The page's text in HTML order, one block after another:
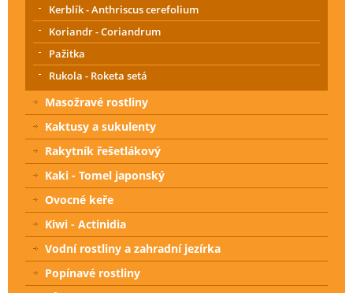
Kerblík - Anthriscus cerefolium
Koriandr - Coriandrum
Pažitka
Rukola - Roketa setá
Masožravé rostliny
Kaktusy a sukulenty
Rakytník řešetlákový
Kaki - Tomel japonský
Ovocné keře
Kiwi - Actinidia
Vodní rostliny a zahradní jezírka
Popínavé rostliny